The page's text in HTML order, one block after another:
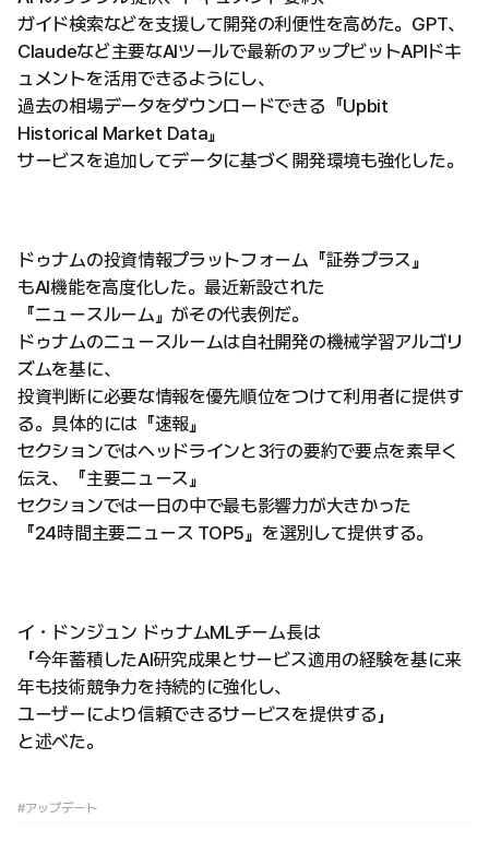
ガイド検索などを支援して開発の利便性を高めた。GPT、
Claudeなど主要なAIツールで最新のアップビットAPIドキ
ュメントを活用できるようにし、
過去の相場データをダウンロードできる『Upbit
Historical Market Data』
サービスを追加してデータに基づく開発環境も強化した。
ドゥナムの投資情報プラットフォーム『証券プラス』
もAI機能を高度化した。最近新設された
『ニュースルーム』がその代表例だ。
ドゥナムのニュースルームは自社開発の機械学習アルゴリ
ズムを基に、
投資判断に必要な情報を優先順位をつけて利用者に提供す
る。具体的には『速報』
セクションではヘッドラインと3行の要約で要点を素早く
伝え、『主要ニュース』
セクションでは一日の中で最も影響力が大きかった
『24時間主要ニュース TOP5』を選別して提供する。
イ・ドンジュン ドゥナムMLチーム長は
「今年蓄積したAI研究成果とサービス適用の経験を基に来
年も技術競争力を持続的に強化し、
ユーザーにより信頼できるサービスを提供する」
と述べた。
#アップデート